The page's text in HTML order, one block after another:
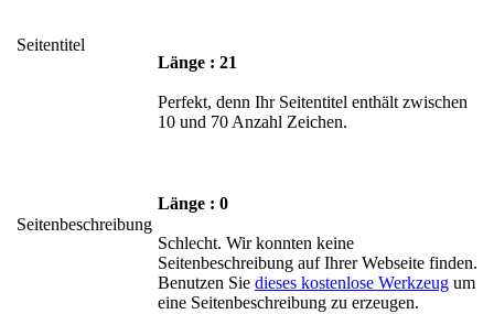
Seitentitel
Länge : 21
Perfekt, denn Ihr Seitentitel enthält zwischen
10 und 70 Anzahl Zeichen.
Seitenbeschreibung
Länge : 0
Schlecht. Wir konnten keine
Seitenbeschreibung auf Ihrer Webseite finden.
Benutzen Sie dieses kostenlose Werkzeug um
eine Seitenbeschreibung zu erzeugen.